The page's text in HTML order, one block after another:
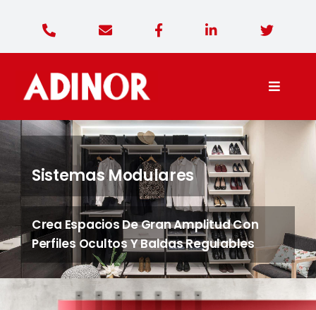
Toggle
Adinor Diseño
Productos
Contacto
Sistemas Modulares
Crea Espacios De Gran Amplitud Con
Perfiles Ocultos Y Baldas Regulables